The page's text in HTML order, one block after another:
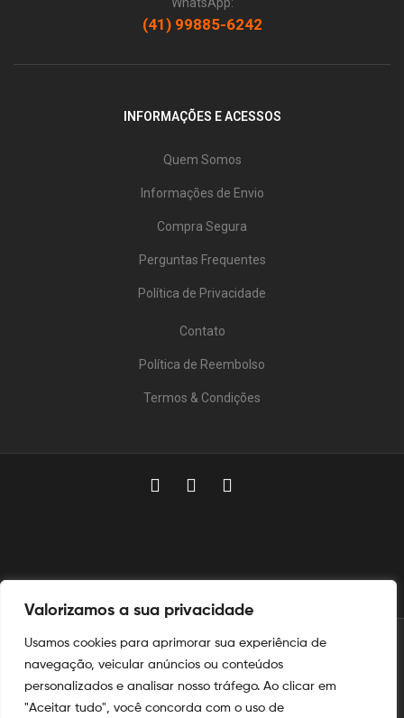
Valorizamos a sua privacidade
Usamos cookies para aprimorar sua experiência de
navegação, veicular anúncios ou conteúdos
personalizados e analisar nosso tráfego. Ao clicar em
"Aceitar tudo", você concorda com o uso de
(41) 99885-6242
INFORMAÇÕES E ACESSOS
Quem Somos
Informações de Envio
Compra Segura
Perguntas Frequentes
Política de Privacidade
Contato
Política de Reembolso
Termos & Condições
Aymoré FogoseAymoré Armassão marcas registradas no
nos termos das leis de propriedade intelectual e industrial.